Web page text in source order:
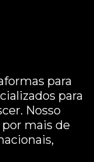
para
para
Nosso
mais de